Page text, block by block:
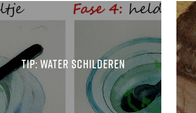
TIP: Water schilderen